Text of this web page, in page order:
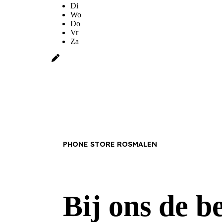
Di
Wo
Do
Vr
Za
PHONE STORE ROSMALEN
Bij ons de